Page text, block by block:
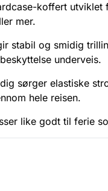
koffert
mer.
stabil og smidig
underveis.
sørger elastiske
hele reisen.
like godt til ferie